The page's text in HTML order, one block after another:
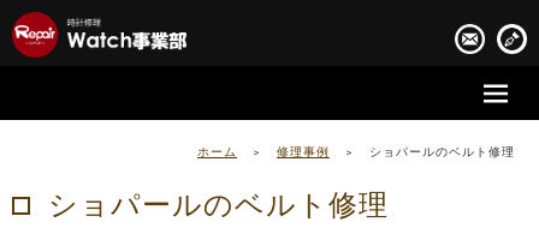
時計修理実績
ホーム > 修理事例 > ショパールのベルト修理
ショパールのベルト修理